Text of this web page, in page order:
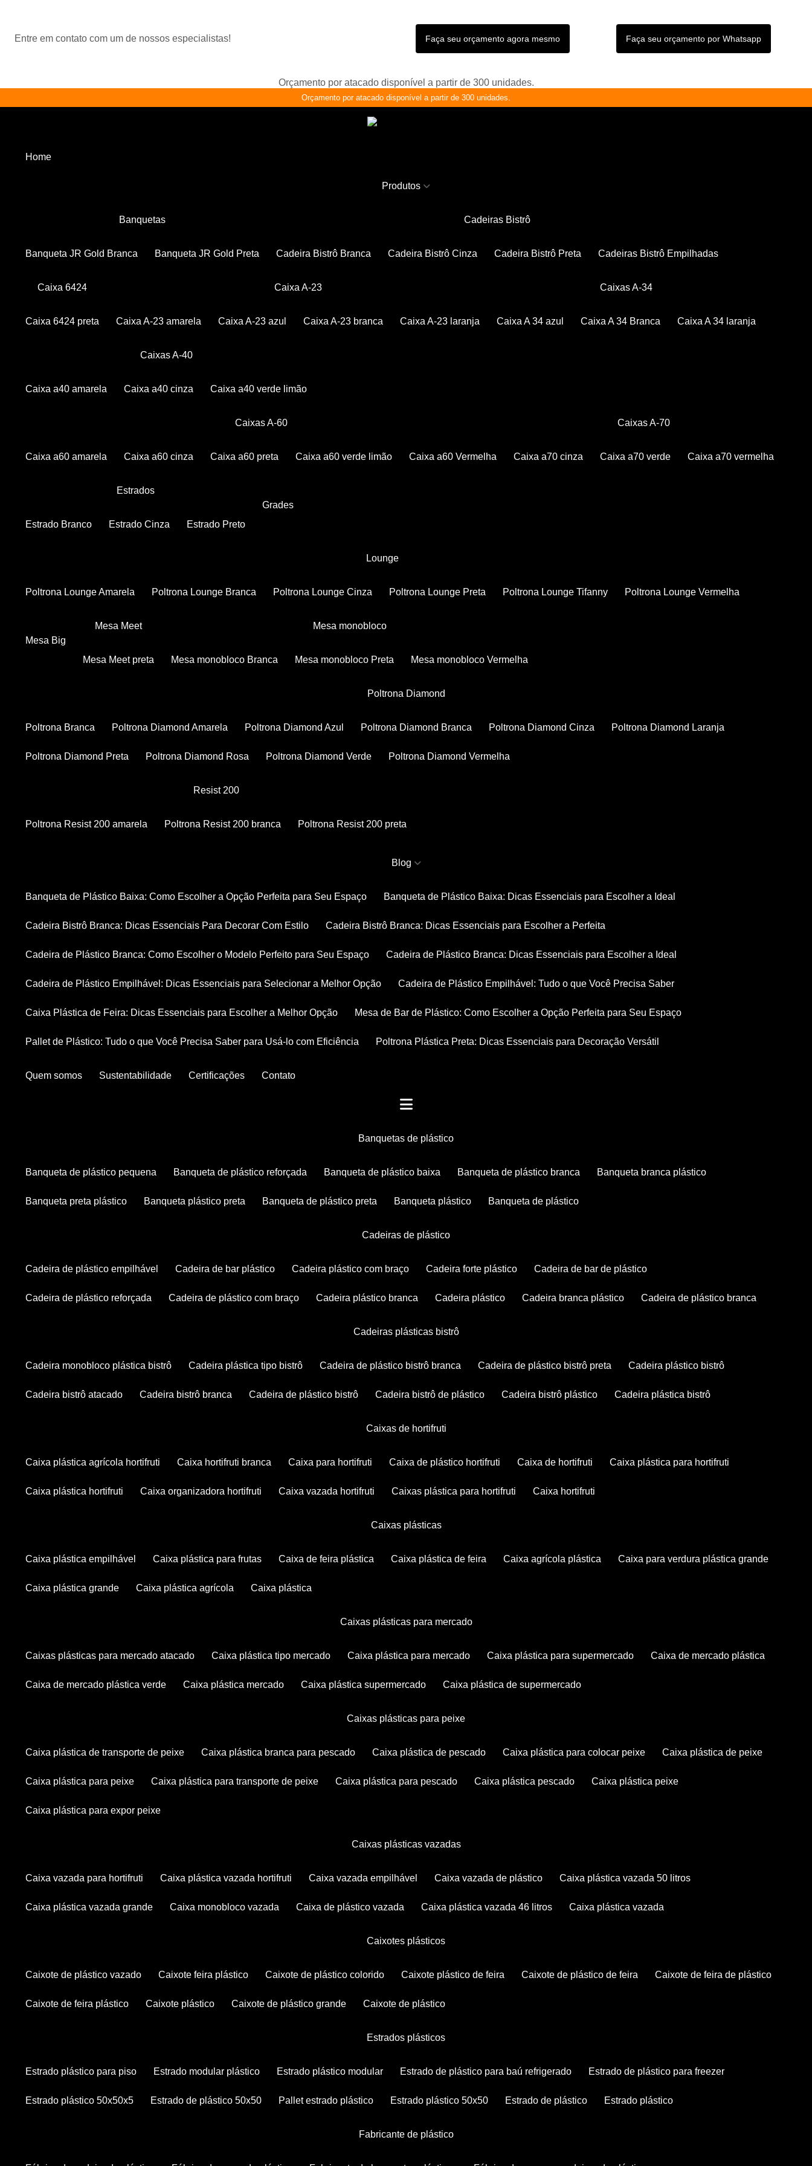
Entre em contato com um de nossos especialistas! Faça seu orçamento agora mesmo Faça seu orçamento por Whatsapp
Orçamento por atacado disponível a partir de 300 unidades.
Orçamento por atacado disponível a partir de 300 unidades.
Home
Produtos
Banquetas
Banqueta JR Gold Branca Banqueta JR Gold Preta
Cadeiras Bistrô
Cadeira Bistrô Branca Cadeira Bistrô Cinza Cadeira Bistrô Preta Cadeiras Bistrô Empilhadas
Caixa 6424
Caixa 6424 preta
Caixa A-23
Caixa A-23 amarela Caixa A-23 azul Caixa A-23 branca Caixa A-23 laranja
Caixas A-34
Caixa A 34 azul Caixa A 34 Branca Caixa A 34 laranja
Caixas A-40
Caixa a40 amarela Caixa a40 cinza Caixa a40 verde limão
Caixas A-60
Caixa a60 amarela Caixa a60 cinza Caixa a60 preta Caixa a60 verde limão Caixa a60 Vermelha
Caixas A-70
Caixa a70 cinza Caixa a70 verde Caixa a70 vermelha
Estrados
Estrado Branco Estrado Cinza Estrado Preto
Grades
Lounge
Poltrona Lounge Amarela Poltrona Lounge Branca Poltrona Lounge Cinza Poltrona Lounge Preta Poltrona Lounge Tifanny Poltrona Lounge Vermelha
Mesa Big
Mesa Meet
Mesa Meet preta
Mesa monobloco
Mesa monobloco Branca Mesa monobloco Preta Mesa monobloco Vermelha
Poltrona Diamond
Poltrona Branca Poltrona Diamond Amarela Poltrona Diamond Azul Poltrona Diamond Branca Poltrona Diamond Cinza Poltrona Diamond Laranja
Poltrona Diamond Preta Poltrona Diamond Rosa Poltrona Diamond Verde Poltrona Diamond Vermelha
Resist 200
Poltrona Resist 200 amarela Poltrona Resist 200 branca Poltrona Resist 200 preta
Blog
Banqueta de Plástico Baixa: Como Escolher a Opção Perfeita para Seu Espaço Banqueta de Plástico Baixa: Dicas Essenciais para Escolher a Ideal
Cadeira Bistrô Branca: Dicas Essenciais Para Decorar Com Estilo Cadeira Bistrô Branca: Dicas Essenciais para Escolher a Perfeita
Cadeira de Plástico Branca: Como Escolher o Modelo Perfeito para Seu Espaço Cadeira de Plástico Branca: Dicas Essenciais para Escolher a Ideal
Cadeira de Plástico Empilhável: Dicas Essenciais para Selecionar a Melhor Opção Cadeira de Plástico Empilhável: Tudo o que Você Precisa Saber
Caixa Plástica de Feira: Dicas Essenciais para Escolher a Melhor Opção Mesa de Bar de Plástico: Como Escolher a Opção Perfeita para Seu Espaço
Pallet de Plástico: Tudo o que Você Precisa Saber para Usá-lo com Eficiência Poltrona Plástica Preta: Dicas Essenciais para Decoração Versátil
Quem somos Sustentabilidade Certificações Contato
banquetas de plástico
banqueta de plástico pequena banqueta de plástico reforçada banqueta de plástico baixa banqueta de plástico branca banqueta branca plástico
banqueta preta plástico banqueta plástico preta banqueta de plástico preta banqueta plástico banqueta de plástico
cadeiras de plástico
cadeira de plástico empilhável cadeira de bar plástico cadeira plástico com braço cadeira forte plástico cadeira de bar de plástico
cadeira de plástico reforçada cadeira de plástico com braço cadeira plástico branca cadeira plástico cadeira branca plástico cadeira de plástico branca
cadeiras plásticas bistrô
cadeira monobloco plástica bistrô cadeira plástica tipo bistrô cadeira de plástico bistrô branca cadeira de plástico bistrô preta cadeira plástico bistrô
cadeira bistrô atacado cadeira bistrô branca cadeira de plástico bistrô cadeira bistrô de plástico cadeira bistrô plástico cadeira plástica bistrô
caixas de hortifruti
caixa plástica agrícola hortifruti caixa hortifruti branca caixa para hortifruti caixa de plástico hortifruti caixa de hortifruti caixa plástica para hortifruti
caixa plástica hortifruti caixa organizadora hortifruti caixa vazada hortifruti caixas plástica para hortifruti caixa hortifruti
caixas plásticas
caixa plástica empilhável caixa plástica para frutas caixa de feira plástica caixa plástica de feira caixa agrícola plástica caixa para verdura plástica grande
caixa plástica grande caixa plástica agrícola caixa plástica
caixas plásticas para mercado
caixas plásticas para mercado atacado caixa plástica tipo mercado caixa plástica para mercado caixa plástica para supermercado caixa de mercado plástica
caixa de mercado plástica verde caixa plástica mercado caixa plástica supermercado caixa plástica de supermercado
caixas plásticas para peixe
caixa plástica de transporte de peixe caixa plástica branca para pescado caixa plástica de pescado caixa plástica para colocar peixe caixa plástica de peixe
caixa plástica para peixe caixa plástica para transporte de peixe caixa plástica para pescado caixa plástica pescado caixa plástica peixe
caixa plástica para expor peixe
caixas plásticas vazadas
caixa vazada para hortifruti caixa plástica vazada hortifruti caixa vazada empilhável caixa vazada de plástico caixa plástica vazada 50 litros
caixa plástica vazada grande caixa monobloco vazada caixa de plástico vazada caixa plástica vazada 46 litros caixa plástica vazada
caixotes plásticos
caixote de plástico vazado caixote feira plástico caixote de plástico colorido caixote plástico de feira caixote de plástico de feira caixote de feira de plástico
caixote de feira plástico caixote plástico caixote de plástico grande caixote de plástico
estrados plásticos
estrado plástico para piso estrado modular plástico estrado plástico modular estrado de plástico para baú refrigerado estrado de plástico para freezer
estrado plástico 50x50x5 estrado de plástico 50x50 pallet estrado plástico estrado plástico 50x50 estrado de plástico estrado plástico
fabricante de plástico